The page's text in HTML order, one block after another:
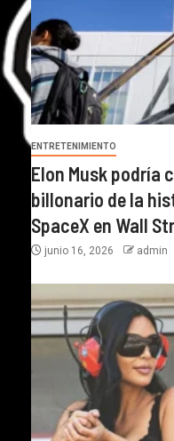
ENTRETENIMIENTO
Elon Musk podría
billonario de la
SpaceX en Wall
junio 16, 2026 admin